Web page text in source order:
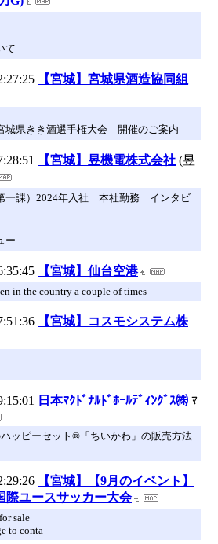
て
【宮城】宮城県酒造協同組
県きき酒選手権大会 開催のご案内
【宮城】昱機電株式会社 (昱
一課）2024年入社 本社勤務 インタビ
ー
【宮城】仙台空港
in the country a couple of times
【宮城】コスモシステム株
日本ﾏｸﾄﾞﾅﾙﾄﾞﾎｰﾙﾃﾞｨﾝｸﾞｽ㈱ ﾏ
ッピーセット®「ちいかわ」の販売方法
【宮城】【9月のイベント】
際ユースサッカー大会
sale
to conta